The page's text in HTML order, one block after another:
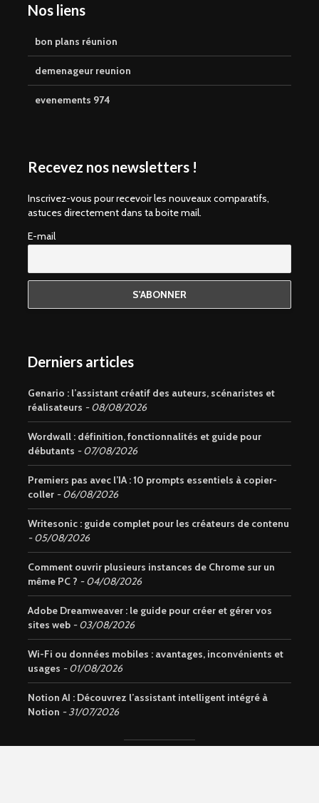
Nos liens
bon plans réunion
demenageur reunion
evenements 974
Recevez nos newsletters !
Inscrivez-vous pour recevoir les nouveaux comparatifs,
astuces directement dans ta boite mail.
E-mail
Derniers articles
Genario : l’assistant créatif des auteurs, scénaristes et
réalisateurs
08/08/2026
Wordwall : définition, fonctionnalités et guide pour
débutants
07/08/2026
Premiers pas avec l’IA : 10 prompts essentiels à copier-
coller
06/08/2026
Writesonic : guide complet pour les créateurs de contenu
05/08/2026
Comment ouvrir plusieurs instances de Chrome sur un
même PC ?
04/08/2026
Adobe Dreamweaver : le guide pour créer et gérer vos
sites web
03/08/2026
Wi-Fi ou données mobiles : avantages, inconvénients et
usages
01/08/2026
Notion AI : Découvrez l’assistant intelligent intégré à
Notion
31/07/2026